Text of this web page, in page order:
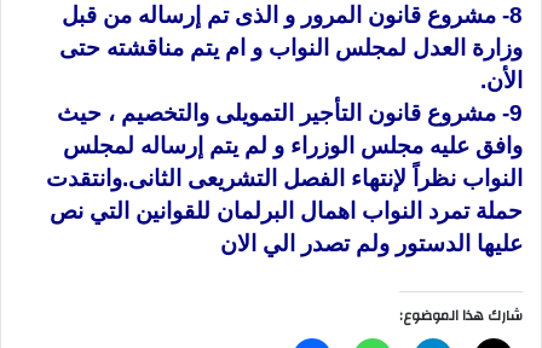
8- مشروع قانون المرور و الذى تم إرساله من قبل
وزارة العدل لمجلس النواب و ام يتم مناقشته حتى
الأن.
9- مشروع قانون التأجير التمويلى والتخصيم ، حيث
وافق عليه مجلس الوزراء و لم يتم إرساله لمجلس
النواب نظراً لإنتهاء الفصل التشريعى الثانى.وانتقدت
حملة تمرد النواب اهمال البرلمان للقوانين التي نص
عليها الدستور ولم تصدر الي الان
شارك هذا الموضوع: